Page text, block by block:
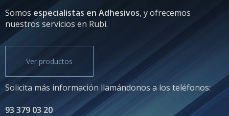
Somos especialistas en Adhesivos, y ofrecemos
nuestros servicios en Rubí.
Ver productos
Solicita más información llamándonos a los teléfonos:
93 379 03 20